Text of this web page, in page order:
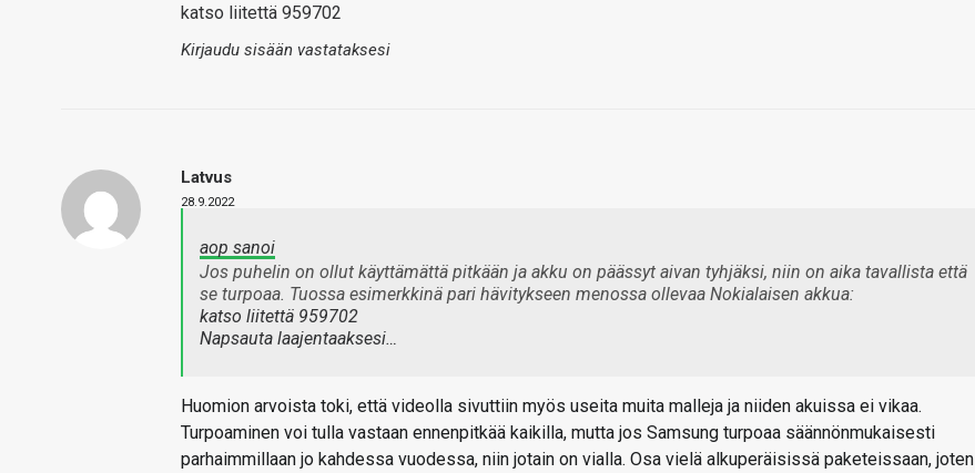
katso liitettä 959702
Kirjaudu sisään vastataksesi
Latvus
28.9.2022
aop sanoi
Jos puhelin on ollut käyttämättä pitkään ja akku on päässyt aivan tyhjäksi, niin on aika tavallista että
se turpoaa. Tuossa esimerkkinä pari hävitykseen menossa ollevaa Nokialaisen akkua:
katso liitettä 959702
Napsauta laajentaaksesi…
Huomion arvoista toki, että videolla sivuttiin myös useita muita malleja ja niiden akuissa ei vikaa.
Turpoaminen voi tulla vastaan ennenpitkää kaikilla, mutta jos Samsung turpoaa säännönmukaisesti
parhaimmillaan jo kahdessa vuodessa, niin jotain on vialla. Osa vielä alkuperäisissä paketeissaan, joten